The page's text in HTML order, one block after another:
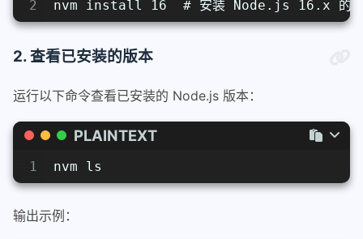
2
nvm install 16  # 安装 Node.js 16.x 的最
2. 查看已安装的版本
运行以下命令查看已安装的 Node.js 版本：
PLAINTEXT
1 nvm ls
输出示例：